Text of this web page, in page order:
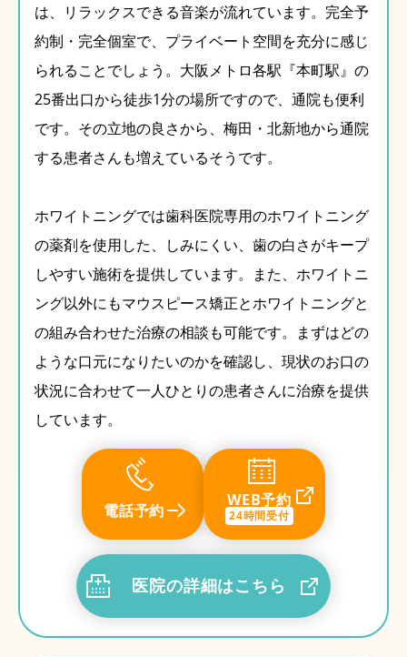
は、リラックスできる音楽が流れています。完全予
約制・完全個室で、プライベート空間を充分に感じ
られることでしょう。大阪メトロ各駅『本町駅』の
25番出口から徒歩1分の場所ですので、通院も便利
です。その立地の良さから、梅田・北新地から通院
する患者さんも増えているそうです。
ホワイトニングでは歯科医院専用のホワイトニング
の薬剤を使用した、しみにくい、歯の白さがキープ
しやすい施術を提供しています。また、ホワイトニ
ング以外にもマウスピース矯正とホワイトニングと
の組み合わせた治療の相談も可能です。まずはどの
ような口元になりたいのかを確認し、現状のお口の
状況に合わせて一人ひとりの患者さんに治療を提供
しています。
電話予約
WEB予約
24時間受付
医院の詳細はこちら